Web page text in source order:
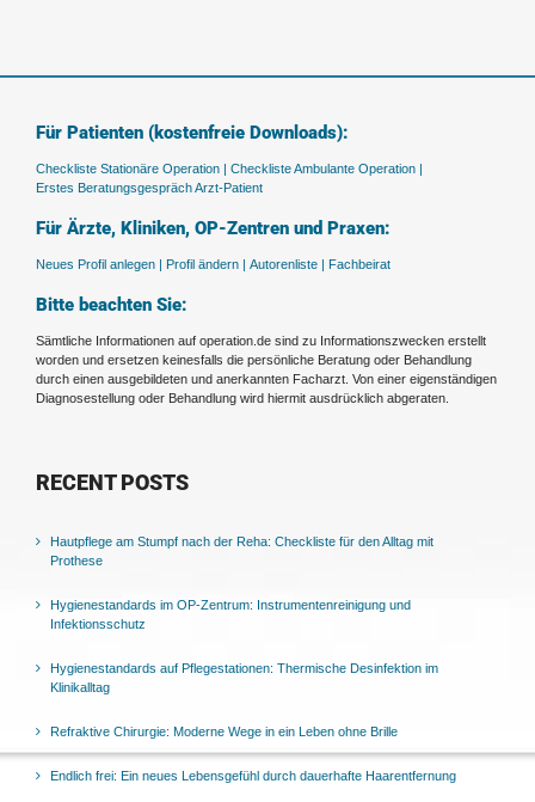
Für Patienten (kostenfreie Downloads):
Checkliste Stationäre Operation | Checkliste Ambulante Operation |
Erstes Beratungsgespräch Arzt-Patient
Für Ärzte, Kliniken, OP-Zentren und Praxen:
Neues Profil anlegen | Profil ändern | Autorenliste | Fachbeirat
Bitte beachten Sie:
Sämtliche Informationen auf operation.de sind zu Informationszwecken erstellt
worden und ersetzen keinesfalls die persönliche Beratung oder Behandlung
durch einen ausgebildeten und anerkannten Facharzt. Von einer eigenständigen
Diagnosestellung oder Behandlung wird hiermit ausdrücklich abgeraten.
RECENT POSTS
Hautpflege am Stumpf nach der Reha: Checkliste für den Alltag mit
Prothese
Hygienestandards im OP-Zentrum: Instrumentenreinigung und
Infektionsschutz
Hygienestandards auf Pflegestationen: Thermische Desinfektion im
Klinikalltag
Refraktive Chirurgie: Moderne Wege in ein Leben ohne Brille
Endlich frei: Ein neues Lebensgefühl durch dauerhafte Haarentfernung